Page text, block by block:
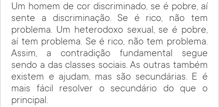
Um homem de cor discriminado, se é pobre, aí
sente a discriminação. Se é rico, não tem
problema. Um heterodoxo sexual, se é pobre,
aí tem problema. Se é rico, não tem problema.
Assim, a contradição fundamental segue
sendo a das classes sociais. As outras também
existem e ajudam, mas são secundárias. E é
mais fácil resolver o secundário do que o
principal.